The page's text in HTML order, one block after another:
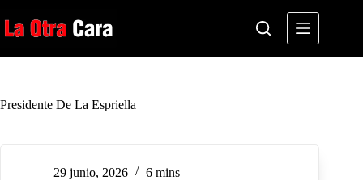
al
contenido
Presidente De La Espriella
29 junio, 2026 6 mins